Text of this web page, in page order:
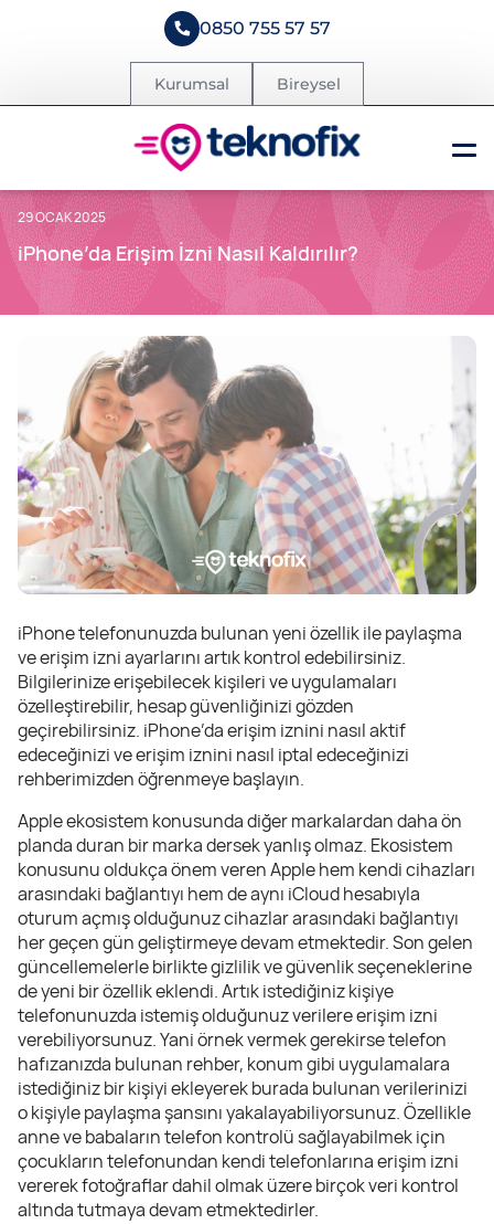
0850 755 57 57
Kurumsal Bireysel
29 OCAK 2025
iPhone’da Erişim İzni Nasıl Kaldırılır?
iPhone telefonunuzda bulunan yeni özellik ile paylaşma
ve erişim izni ayarlarını artık kontrol edebilirsiniz.
Bilgilerinize erişebilecek kişileri ve uygulamaları
özelleştirebilir, hesap güvenliğinizi gözden
geçirebilirsiniz. iPhone’da erişim iznini nasıl aktif
edeceğinizi ve erişim iznini nasıl iptal edeceğinizi
rehberimizden öğrenmeye başlayın.
Apple ekosistem konusunda diğer markalardan daha ön
planda duran bir marka dersek yanlış olmaz. Ekosistem
konusunu oldukça önem veren Apple hem kendi cihazları
arasındaki bağlantıyı hem de aynı iCloud hesabıyla
oturum açmış olduğunuz cihazlar arasındaki bağlantıyı
her geçen gün geliştirmeye devam etmektedir. Son gelen
güncellemelerle birlikte gizlilik ve güvenlik seçeneklerine
de yeni bir özellik eklendi. Artık istediğiniz kişiye
telefonunuzda istemiş olduğunuz verilere erişim izni
verebiliyorsunuz. Yani örnek vermek gerekirse telefon
hafızanızda bulunan rehber, konum gibi uygulamalara
istediğiniz bir kişiyi ekleyerek burada bulunan verilerinizi
o kişiyle paylaşma şansını yakalayabiliyorsunuz. Özellikle
anne ve babaların telefon kontrolü sağlayabilmek için
çocukların telefonundan kendi telefonlarına erişim izni
vererek fotoğraflar dahil olmak üzere birçok veri kontrol
altında tutmaya devam etmektedirler.